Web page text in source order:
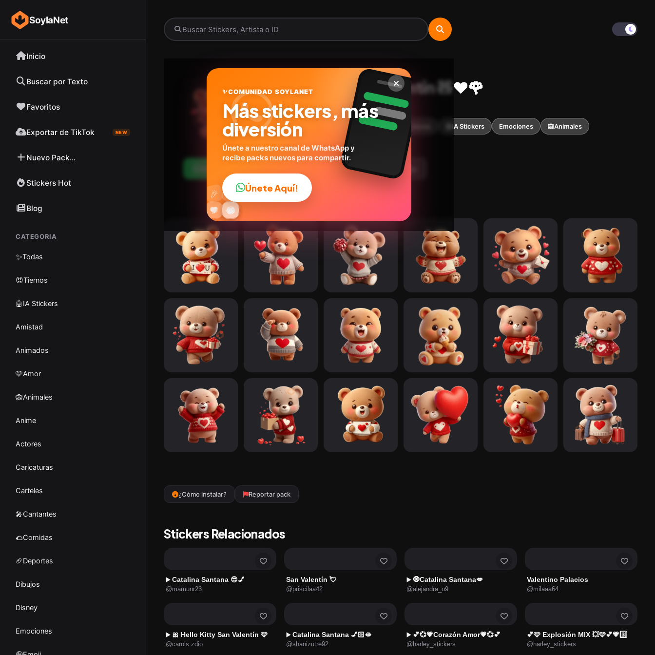
SoylaNet
Inicio
Buscar por Texto
Favoritos
Exportar de TikTok NEW
Nuevo Pack...
Stickers Hot
Blog
CATEGORIA
✨Todas
😍Tiernos
🤖IA Stickers
Amistad
Animados
🩷Amor
🙉Animales
Anime
Actores
Caricaturas
Carteles
🎤Cantantes
🌮Comidas
🏈Deportes
Dibujos
Disney
Emociones
🧸❤️🌹Osito San Valentín 🧸❤️🌹
@carols.zdio
18stickers Expresiones Caricaturas 🤖IA Stickers Emociones 🙉Animales
Agregar a favoritos
¿Cómo instalar? Reportar pack
Stickers Relacionados
▶️ Catalina Santana 😎💅
@mamunr23
San Valentín 💘
@priscilaa42
▶️ 🧿Catalina Santana💋
@alejandra_o9
Valentino Palacios
@milaaa64
▶️ 🎀 Hello Kitty San Valentín 🩷
@carols.zdio
▶️ Catalina Santana 💅🏻🫦
@shanizutre92
▶️ 💕💞💗Corazón Amor💗💞💕
@harley_stickers
💕🩷 Explosión MIX 💥🩷💕💗3️⃣
@harley_stickers
😎
😂
🔥
💬
❤️ ✨
🤩
😜
🎉 👍
✨COMUNIDAD SOYLANET
Más stickers, más
diversión
Únete a nuestro canal de WhatsApp y
recibe packs nuevos para compartir.
Únete Aquí!